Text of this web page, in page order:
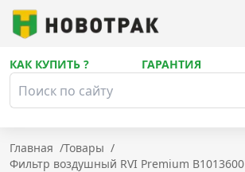
КАК КУПИТЬ ? ГАРАНТИЯ
Главная /Товары /
Фильтр воздушный RVI Premium B1013600